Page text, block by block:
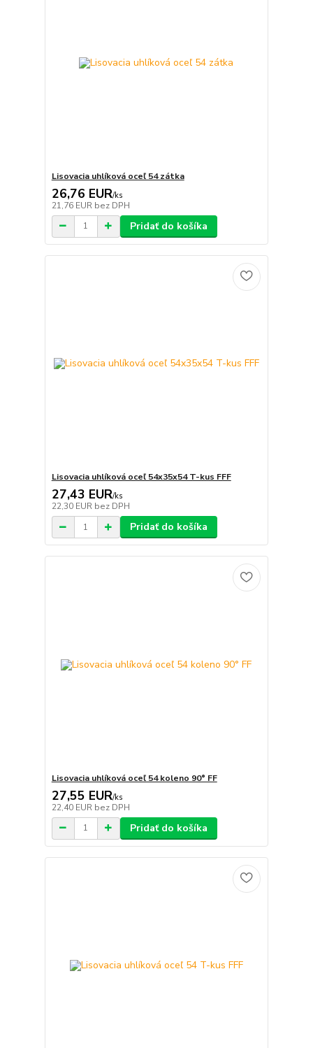
Lisovacia uhlíková oceľ 54 zátka
26,76 EUR/ks
21,76 EUR bez DPH
Pridať do košíka
Lisovacia uhlíková oceľ 54x35x54 T-kus FFF
27,43 EUR/ks
22,30 EUR bez DPH
Pridať do košíka
Lisovacia uhlíková oceľ 54 koleno 90° FF
27,55 EUR/ks
22,40 EUR bez DPH
Pridať do košíka